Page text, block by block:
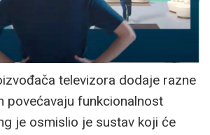
televizora dodaje razne
povećavaju funkcionalnost
je osmislio je sustav koji će